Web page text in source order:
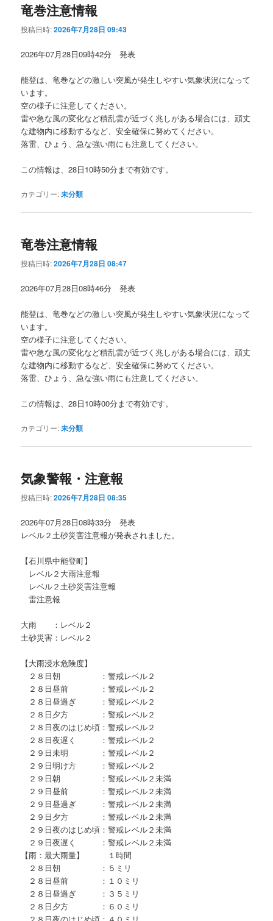
竜巻注意情報
投稿日時:2026年7月28日 09:43
2026年07月28日09時42分 発表
能登は、竜巻などの激しい突風が発生しやすい気象状況になって
います。
空の様子に注意してください。
雷や急な風の変化など積乱雲が近づく兆しがある場合には、頑丈
な建物内に移動するなど、安全確保に努めてください。
落雷、ひょう、急な強い雨にも注意してください。
この情報は、28日10時50分まで有効です。
カテゴリー:未分類
竜巻注意情報
投稿日時:2026年7月28日 08:47
2026年07月28日08時46分 発表
能登は、竜巻などの激しい突風が発生しやすい気象状況になって
います。
空の様子に注意してください。
雷や急な風の変化など積乱雲が近づく兆しがある場合には、頑丈
な建物内に移動するなど、安全確保に努めてください。
落雷、ひょう、急な強い雨にも注意してください。
この情報は、28日10時00分まで有効です。
カテゴリー:未分類
気象警報・注意報
投稿日時:2026年7月28日 08:35
2026年07月28日08時33分 発表
レベル２土砂災害注意報が発表されました。
【石川県中能登町】
レベル２大雨注意報
レベル２土砂災害注意報
雷注意報
大雨 ：レベル２
土砂災害：レベル２
【大雨浸水危険度】
２８日朝 ：警戒レベル２
２８日昼前 ：警戒レベル２
２８日昼過ぎ ：警戒レベル２
２８日夕方 ：警戒レベル２
２８日夜のはじめ頃：警戒レベル２
２８日夜遅く ：警戒レベル２
２９日未明 ：警戒レベル２
２９日明け方 ：警戒レベル２
２９日朝 ：警戒レベル２未満
２９日昼前 ：警戒レベル２未満
２９日昼過ぎ ：警戒レベル２未満
２９日夕方 ：警戒レベル２未満
２９日夜のはじめ頃：警戒レベル２未満
２９日夜遅く ：警戒レベル２未満
【雨：最大雨量】 １時間
２８日朝 ：５ミリ
２８日昼前 ：１０ミリ
２８日昼過ぎ ：３５ミリ
２８日夕方 ：６０ミリ